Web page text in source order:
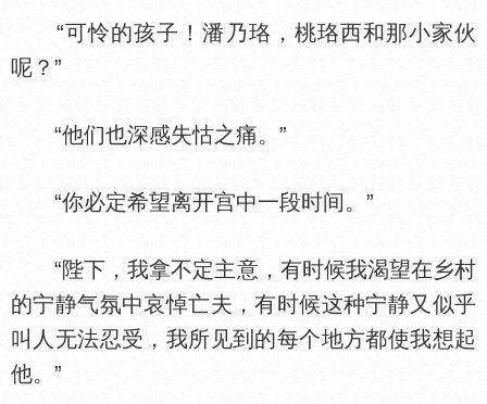
“可怜的孩子！潘乃珞，桃珞西和那小家伙
呢？”
“他们也深感失怙之痛。”
“你必定希望离开宫中一段时间。”
“陛下，我拿不定主意，有时候我渴望在乡村
的宁静气氛中哀悼亡夫，有时候这种宁静又似乎
叫人无法忍受，我所见到的每个地方都使我想起
他。”